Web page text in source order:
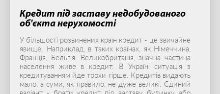
Кредит під заставу недобудованого
об'єкта нерухомості
У більшості розвинених країн кредит - це звичайне
явище. Наприклад, в таких країнах, як Німеччина,
Франція, Бельгія, Великобританія, значна частина
населення живе в кредит. В Україні ситуація з
кредитуванням йде трохи гірше. Кредитів видають
мало, а суми, як правило, не дуже великі. Єдиний